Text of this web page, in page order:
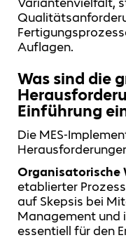
Auflagen.
Was sind die
Einführung
Die MES-
Organisatorische
etablierter
auf Skepsis bei
Management und
essentiell für den